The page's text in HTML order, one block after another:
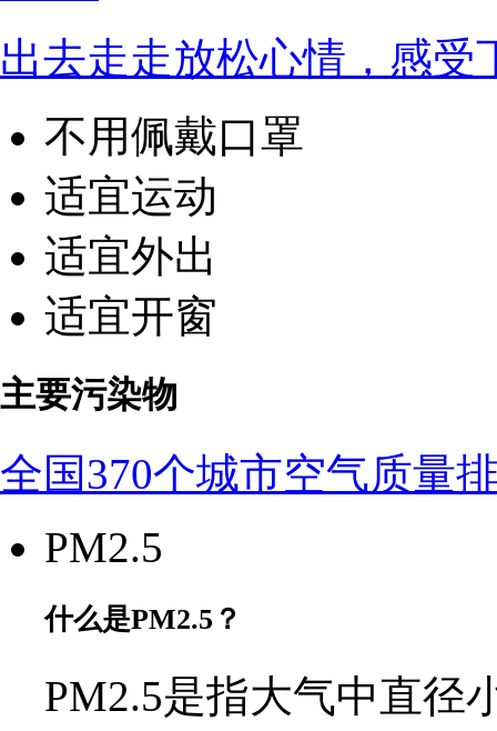
出去走走放松心情，感受
不用佩戴口罩
适宜运动
适宜外出
适宜开窗
主要污染物
全国370个城市空气质量
PM2.5
什么是PM2.5？
PM2.5是指大气中直径